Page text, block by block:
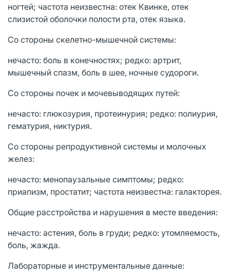
ногтей; частота неизвестна: отек Квинке, отек
слизистой оболочки полости рта, отек языка.
Со стороны скелетно-мышечной системы:
нечасто: боль в конечностях; редко: артрит,
мышечный спазм, боль в шее, ночные судороги.
Со стороны почек и мочевыводящих путей:
нечасто: глюкозурия, протеинурия; редко: полиурия,
гематурия, никтурия.
Со стороны репродуктивной системы и молочных
желез:
нечасто: менопаузальные симптомы; редко:
приапизм, простатит; частота неизвестна: галакторея.
Общие расстройства и нарушения в месте введения:
нечасто: астения, боль в груди; редко: утомляемость,
боль, жажда.
Лабораторные и инструментальные данные: